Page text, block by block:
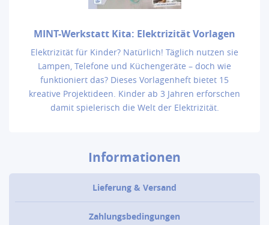
MINT-Werkstatt Kita: Elektrizität Vorlagen
Elektrizität für Kinder? Natürlich! Täglich nutzen sie
Lampen, Telefone und Küchengeräte – doch wie
funktioniert das? Dieses Vorlagenheft bietet 15
kreative Projektideen. Kinder ab 3 Jahren erforschen
damit spielerisch die Welt der Elektrizität.
Informationen
Lieferung & Versand
Zahlungsbedingungen